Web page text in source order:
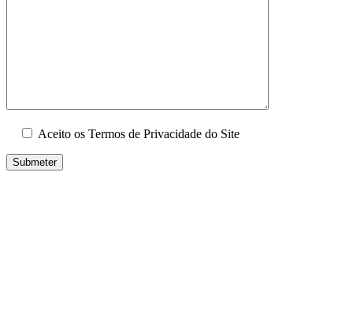
Aceito os Termos de Privacidade do Site